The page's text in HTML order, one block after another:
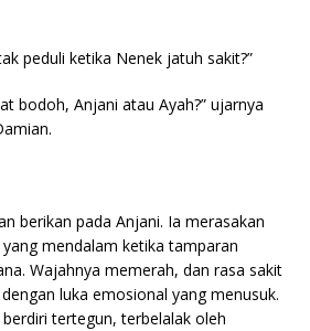
peduli ketika Nenek jatuh sakit?”
bodoh, Anjani atau Ayah?” ujarnya
berikan pada Anjani. Ia merasakan
mendalam ketika tamparan
Wajahnya memerah, dan rasa sakit
luka emosional yang menusuk.
tertegun, terbelalak oleh